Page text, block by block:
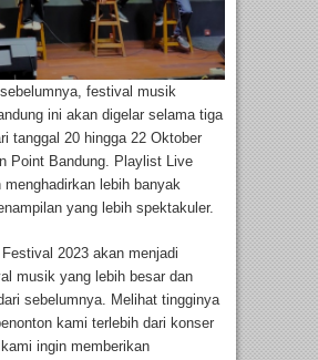
festival musik
ini akan digelar selama tiga
tanggal 20 hingga 22 Oktober
Point Bandung. Playlist Live
menghadirkan lebih banyak
yang lebih spektakuler.
2023 akan menjadi
musik yang lebih besar dan
sebelumnya. Melihat tingginya
kami terlebih dari konser
ingin memberikan